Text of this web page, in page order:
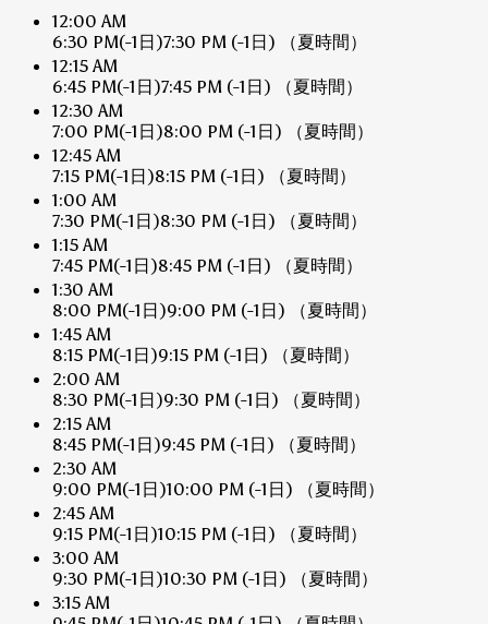
12:00 AM
6:30 PM(-1日)7:30 PM (-1日)
（夏時間）
12:15 AM
6:45 PM(-1日)7:45 PM (-1日)
（夏時間）
12:30 AM
7:00 PM(-1日)8:00 PM (-1日)
（夏時間）
12:45 AM
7:15 PM(-1日)8:15 PM (-1日)
（夏時間）
1:00 AM
7:30 PM(-1日)8:30 PM (-1日)
（夏時間）
1:15 AM
7:45 PM(-1日)8:45 PM (-1日)
（夏時間）
1:30 AM
8:00 PM(-1日)9:00 PM (-1日)
（夏時間）
1:45 AM
8:15 PM(-1日)9:15 PM (-1日)
（夏時間）
2:00 AM
8:30 PM(-1日)9:30 PM (-1日)
（夏時間）
2:15 AM
8:45 PM(-1日)9:45 PM (-1日)
（夏時間）
2:30 AM
9:00 PM(-1日)10:00 PM (-1日)
（夏時間）
2:45 AM
9:15 PM(-1日)10:15 PM (-1日)
（夏時間）
3:00 AM
9:30 PM(-1日)10:30 PM (-1日)
（夏時間）
3:15 AM